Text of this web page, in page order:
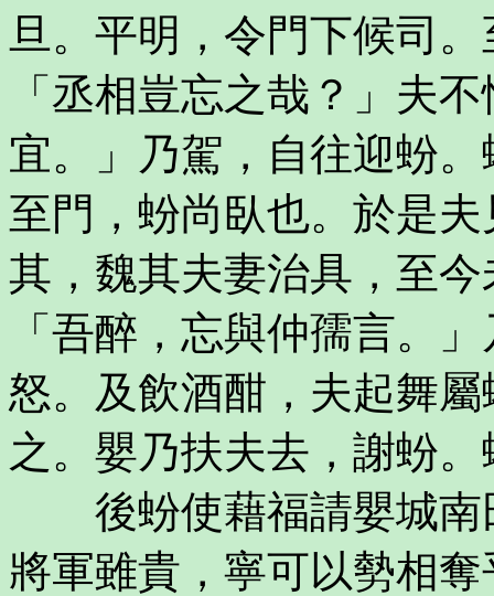
旦。平明，令門下候司
「丞相豈忘之哉？」夫
宜。」乃駕，自往迎蚡
至門，蚡尚臥也。於是
其，魏其夫妻治具，至
「吾醉，忘與仲孺言。
怒。及飲酒酣，夫起舞
之。嬰乃扶夫去，謝蚡
後蚡使藉福請嬰城南
將軍雖貴，寧可以勢相